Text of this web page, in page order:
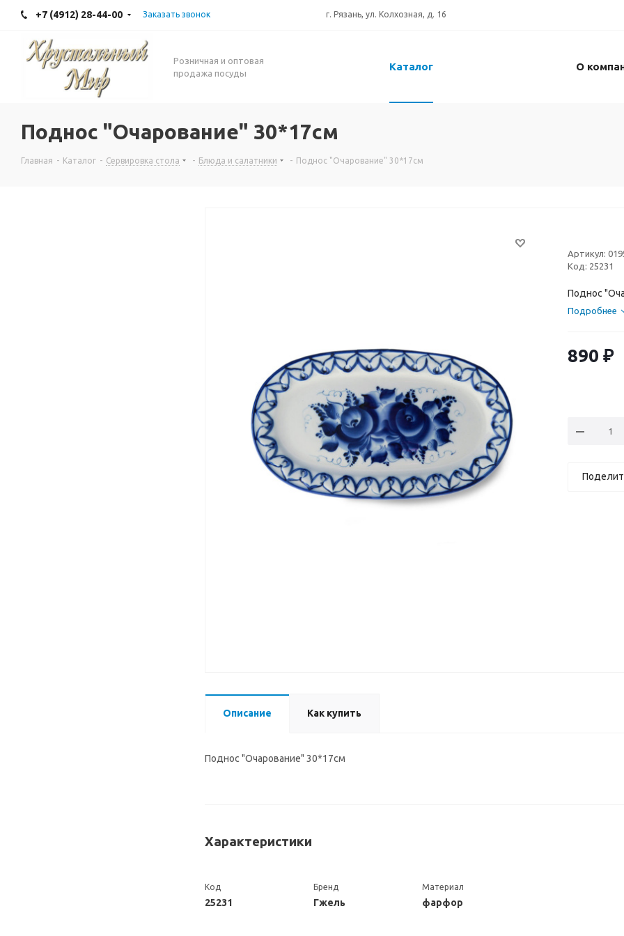
+7 (4912) 28-44-00 Заказать звонок г. Рязань, ул. Колхозная, д. 16
Розничная и оптовая
продажа посуды
Каталог О
Поднос "Очарование" 30*17см
Главная - Каталог - Сервировка стола - Блюда и салатники - Поднос "Очарование" 30*17см
Артикул:
Код: 25231
Поднос
Подробнее
890 ₽
Описание Как купить
Поднос "Очарование" 30*17см
Характеристики
Код
25231
Бренд
Гжель
Материал
фарфор